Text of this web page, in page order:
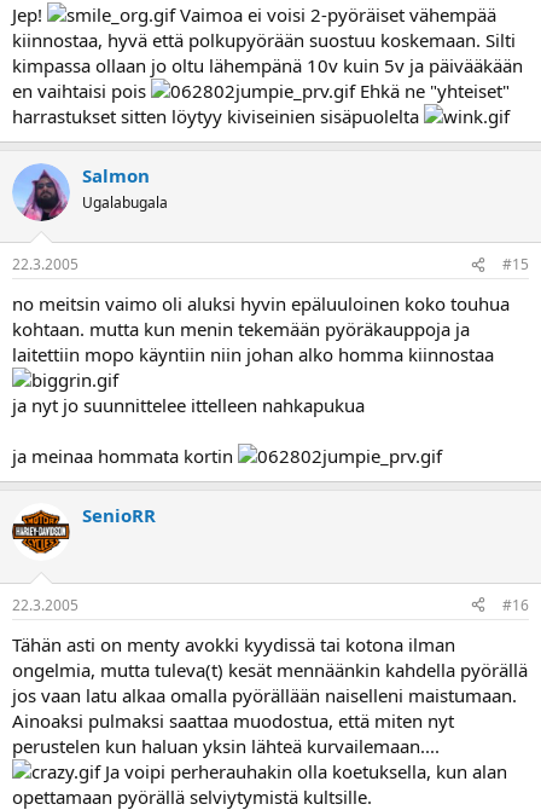
Jep!
Vaimoa ei voisi 2-pyöräiset vähempää
kiinnostaa, hyvä että polkupyörään suostuu koskemaan. Silti
kimpassa ollaan jo oltu lähempänä 10v kuin 5v ja päivääkään
en vaihtaisi pois
Ehkä ne "yhteiset"
harrastukset sitten löytyy kiviseinien sisäpuolelta
Salmon
Ugalabugala
22.3.2005 #15
no meitsin vaimo oli aluksi hyvin epäluuloinen koko touhua
kohtaan. mutta kun menin tekemään pyöräkauppoja ja
laitettiin mopo käyntiin niin johan alko homma kiinnostaa
ja nyt jo suunnittelee ittelleen nahkapukua
ja meinaa hommata kortin
SenioRR
22.3.2005 #16
Tähän asti on menty avokki kyydissä tai kotona ilman
ongelmia, mutta tuleva(t) kesät mennäänkin kahdella pyörällä
jos vaan latu alkaa omalla pyörällään naiselleni maistumaan.
Ainoaksi pulmaksi saattaa muodostua, että miten nyt
perustelen kun haluan yksin lähteä kurvailemaan....
Ja voipi perherauhakin olla koetuksella, kun alan
opettamaan pyörällä selviytymistä kultsille.